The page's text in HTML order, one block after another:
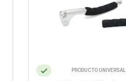
PRODUCTO UNIVERSAL